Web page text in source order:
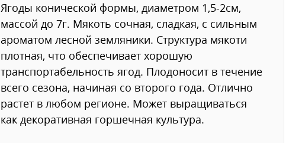
Ягоды конической формы, диаметром 1,5-2см,
массой до 7г. Мякоть сочная, сладкая, с сильным
ароматом лесной земляники. Структура мякоти
плотная, что обеспечивает хорошую
транспортабельность ягод. Плодоносит в течение
всего сезона, начиная со второго года. Отлично
растет в любом регионе. Может выращиваться
как декоративная горшечная культура.